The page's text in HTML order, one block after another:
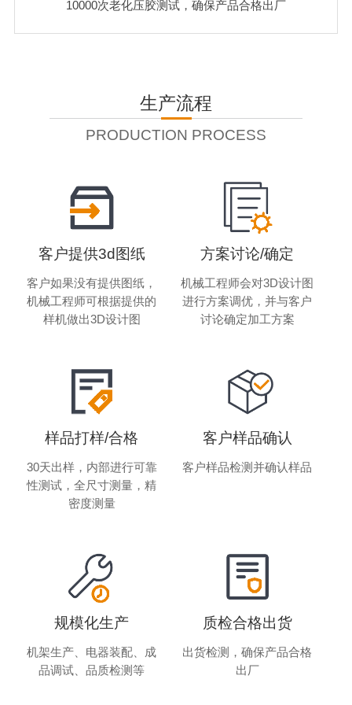
10000次老化压胶测试，确保产品合格出厂
生产流程
PRODUCTION PROCESS
客户提供3d图纸
客户如果没有提供图纸，
机械工程师可根据提供的
样机做出3D设计图
方案讨论/确定
机械工程师会对3D设计图
进行方案调优，并与客户
讨论确定加工方案
样品打样/合格
30天出样，内部进行可靠
性测试，全尺寸测量，精
密度测量
客户样品确认
客户样品检测并确认样品
规模化生产
机架生产、电器装配、成
品调试、品质检测等
质检合格出货
出货检测，确保产品合格
出厂